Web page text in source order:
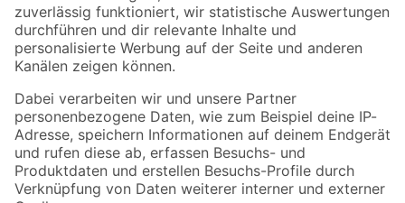
Zur Newsletter Anmeldung
Folge uns
Zahlungsarten Versandarten